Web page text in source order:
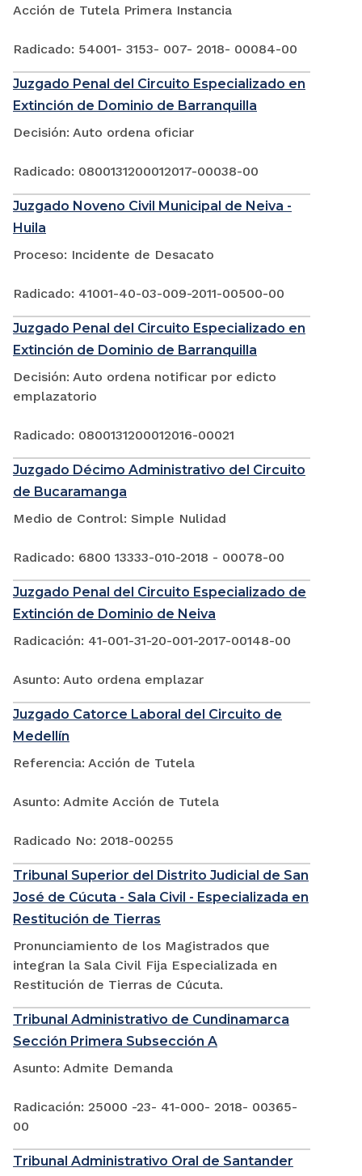
Acción de Tutela Primera Instancia
Radicado: 54001- 3153- 007- 2018- 00084-00
Juzgado Penal del Circuito Especializado en
Extinción de Dominio de Barranquilla
Decisión: Auto ordena oficiar
Radicado: 0800131200012017-00038-00
Juzgado Noveno Civil Municipal de Neiva -
Huila
Proceso: Incidente de Desacato
Radicado: 41001-40-03-009-2011-00500-00
Juzgado Penal del Circuito Especializado en
Extinción de Dominio de Barranquilla
Decisión: Auto ordena notificar por edicto
emplazatorio
Radicado: 0800131200012016-00021
Juzgado Décimo Administrativo del Circuito
de Bucaramanga
Medio de Control: Simple Nulidad
Radicado: 6800 13333-010-2018 - 00078-00
Juzgado Penal del Circuito Especializado de
Extinción de Dominio de Neiva
Radicación: 41-001-31-20-001-2017-00148-00
Asunto: Auto ordena emplazar
Juzgado Catorce Laboral del Circuito de
Medellín
Referencia: Acción de Tutela
Asunto: Admite Acción de Tutela
Radicado No: 2018-00255
Tribunal Superior del Distrito Judicial de San
José de Cúcuta - Sala Civil - Especializada en
Restitución de Tierras
Pronunciamiento de los Magistrados que
integran la Sala Civil Fija Especializada en
Restitución de Tierras de Cúcuta.
Tribunal Administrativo de Cundinamarca
Sección Primera Subsección A
Asunto: Admite Demanda
Radicación: 25000 -23- 41-000- 2018- 00365-
00
Tribunal Administrativo Oral de Santander